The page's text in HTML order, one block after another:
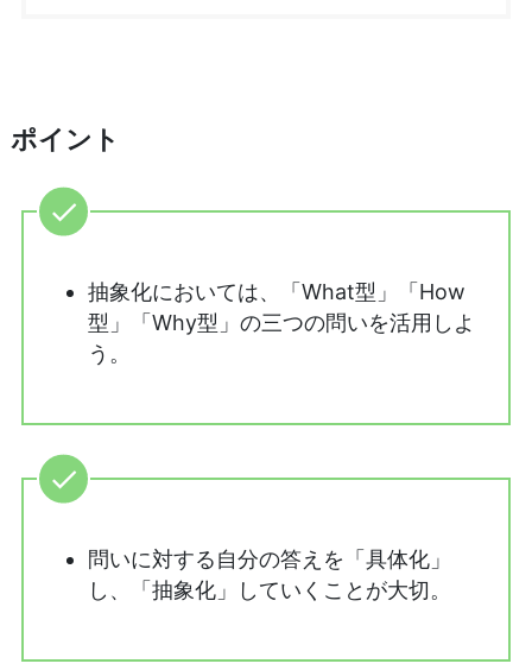
ポイント
抽象化においては、「What型」「How
型」「Why型」の三つの問いを活用しよ
う。
問いに対する自分の答えを「具体化」
し、「抽象化」していくことが大切。